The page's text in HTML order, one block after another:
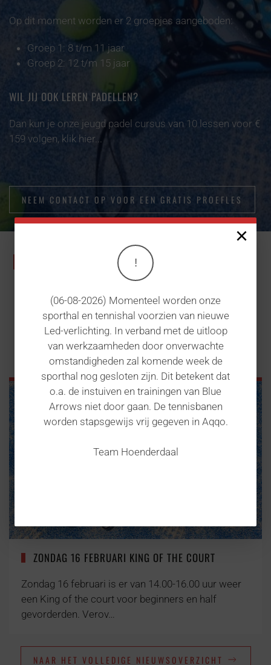
Op dit moment worden er 2 groepjes aangeboden:
Groep 1: 8 t/m 11 jaar
Groep 2: 12 t/m 15 jaar
WIL JIJ OOK LEREN PADELLEN?
Dan kun je onze jeugd padel cursus van 10 lessen voor €
159 volgen, klik hier...
NEEM CONTACT OP VOOR EEN GRATIS PROEFLES
HET LAATSTE PADEL NIEUWS EN
ACTIVITEITEN
De padellers op Hoenderdaal zijn altijd in
beweging. Hieronder het laatste padel
nieuws en de verschillende activiteiten.
ZONDAG 16 FEBRUARI KING OF THE COURT
Zondag 16 februari is er van 14.00-16.00 uur weer
een King of the court voor beginners en half
gevorderden. Verov…
NAAR HET VOLLEDIGE NIEUWSOVERZICHT
×
!
(06-08-2026) Momenteel worden onze
sporthal en tennishal voorzien van nieuwe
Led-verlichting. In verband met de uitloop
van werkzaamheden door onverwachte
omstandigheden zal komende week de
sporthal nog gesloten zijn. Dit betekent dat
o.a. de instuiven en trainingen van Blue
Arrows niet door gaan. De tennisbanen
worden stapsgewijs vrij gegeven in Aqqo.
Team Hoenderdaal